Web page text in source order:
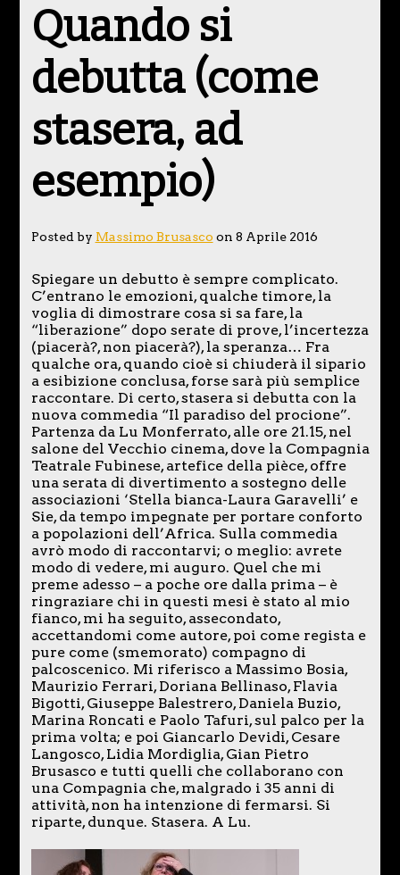
Quando si
debutta (come
stasera, ad
esempio)
Posted by Massimo Brusasco on 8 Aprile 2016
Spiegare un debutto è sempre complicato.
C’entrano le emozioni, qualche timore, la
voglia di dimostrare cosa si sa fare, la
“liberazione” dopo serate di prove, l’incertezza
(piacerà?, non piacerà?), la speranza… Fra
qualche ora, quando cioè si chiuderà il sipario
a esibizione conclusa, forse sarà più semplice
raccontare. Di certo, stasera si debutta con la
nuova commedia “Il paradiso del procione”.
Partenza da Lu Monferrato, alle ore 21.15, nel
salone del Vecchio cinema, dove la Compagnia
Teatrale Fubinese, artefice della pièce, offre
una serata di divertimento a sostegno delle
associazioni ‘Stella bianca-Laura Garavelli’ e
Sie, da tempo impegnate per portare conforto
a popolazioni dell’Africa. Sulla commedia
avrò modo di raccontarvi; o meglio: avrete
modo di vedere, mi auguro. Quel che mi
preme adesso – a poche ore dalla prima – è
ringraziare chi in questi mesi è stato al mio
fianco, mi ha seguito, assecondato,
accettandomi come autore, poi come regista e
pure come (smemorato) compagno di
palcoscenico. Mi riferisco a Massimo Bosia,
Maurizio Ferrari, Doriana Bellinaso, Flavia
Bigotti, Giuseppe Balestrero, Daniela Buzio,
Marina Roncati e Paolo Tafuri, sul palco per la
prima volta; e poi Giancarlo Devidi, Cesare
Langosco, Lidia Mordiglia, Gian Pietro
Brusasco e tutti quelli che collaborano con
una Compagnia che, malgrado i 35 anni di
attività, non ha intenzione di fermarsi. Si
riparte, dunque. Stasera. A Lu.